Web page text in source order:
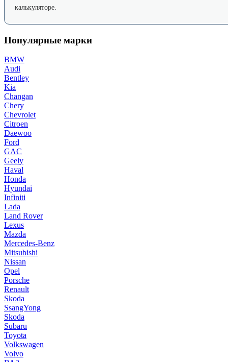
калькуляторе.
Популярные марки
BMW
Audi
Bentley
Kia
Changan
Chery
Chevrolet
Citroen
Daewoo
Ford
GAC
Geely
Haval
Honda
Hyundai
Infiniti
Lada
Land Rover
Lexus
Mazda
Mercedes-Benz
Mitsubishi
Nissan
Opel
Porsche
Renault
Skoda
SsangYong
Skoda
Subaru
Toyota
Volkswagen
Volvo